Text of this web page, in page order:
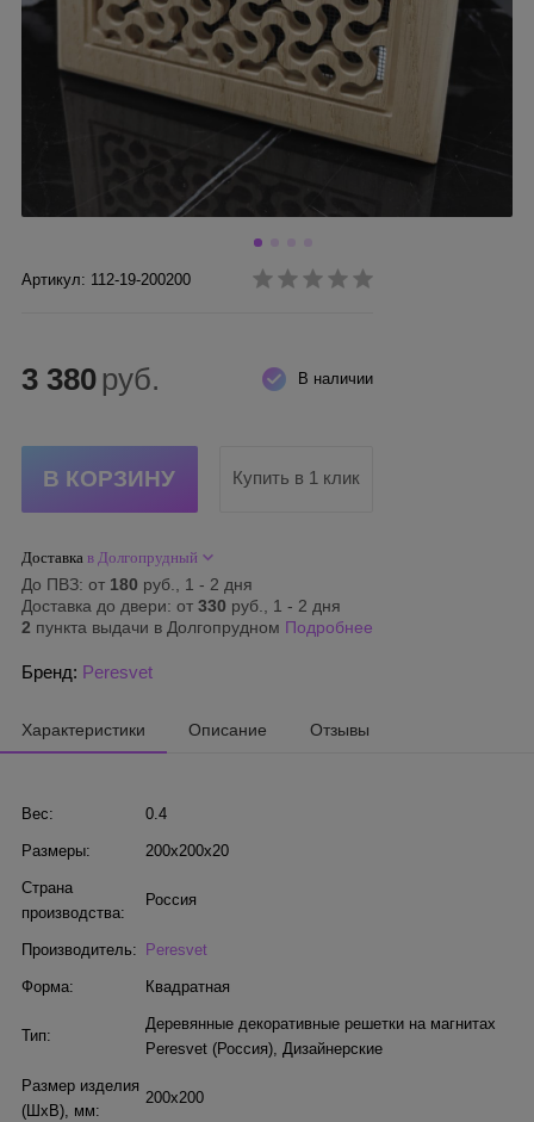
Артикул: 112-19-200200
В наличии
3 380 руб.
Купить в 1 клик
Доставка в Долгопрудный
До ПВЗ: от 180 руб., 1 - 2 дня
Доставка до двери: от 330 руб., 1 - 2 дня
2 пункта выдачи в Долгопрудном Подробнее
Бренд: Peresvet
Характеристики Описание Отзывы
Вес: 0.4
Размеры: 200x200x20
Страна
производства:
Россия
Производитель: Peresvet
Форма: Квадратная
Тип:
Деревянные декоративные решетки на магнитах
Peresvet (Россия), Дизайнерские
Размер изделия
(ШхВ), мм:
200х200